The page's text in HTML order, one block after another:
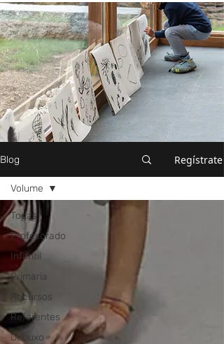
Blog Regístrate
Todas
Profesorado
Infantil
Primaria
Recursos
Referentes
Debuxo
Volume